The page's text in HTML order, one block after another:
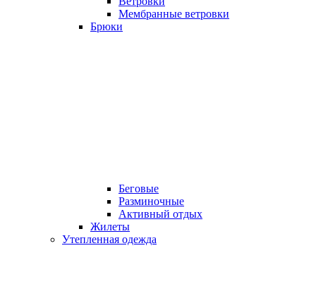
Мембранные ветровки
Брюки
Беговые
Разминочные
Активный отдых
Жилеты
Утепленная одежда